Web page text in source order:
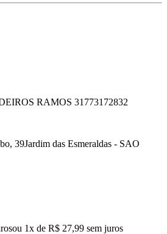
RAMOS 31773172832
39Jardim das Esmeraldas - SAO
ou 1x de R$ 27,99 sem juros